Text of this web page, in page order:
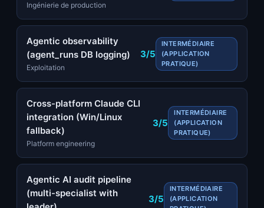
Ingénierie de production
Agentic observability
(agent_runs DB logging)
Exploitation
3/5
INTERMÉDIAIRE
(APPLICATION
PRATIQUE)
Cross-platform Claude CLI
integration (Win/Linux
fallback)
Platform engineering
3/5
INTERMÉDIAIRE
(APPLICATION
PRATIQUE)
Agentic AI audit pipeline
(multi-specialist with
3/5
INTERMÉDIAIRE
(APPLICATION